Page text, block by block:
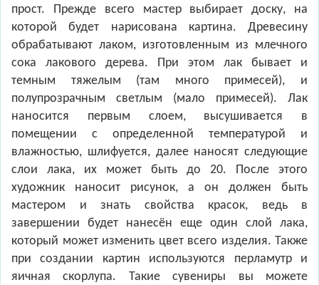
прост. Прежде всего мастер выбирает доску, на
которой будет нарисована картина. Древесину
обрабатывают лаком, изготовленным из млечного
сока лакового дерева. При этом лак бывает и
темным тяжелым (там много примесей), и
полупрозрачным светлым (мало примесей). Лак
наносится первым слоем, высушивается в
помещении с определенной температурой и
влажностью, шлифуется, далее наносят следующие
слои лака, их может быть до 20. После этого
художник наносит рисунок, а он должен быть
мастером и знать свойства красок, ведь в
завершении будет нанесён еще один слой лака,
который может изменить цвет всего изделия. Также
при создании картин используются перламутр и
яичная скорлупа. Такие сувениры вы можете